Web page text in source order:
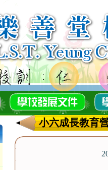
小六成長教育